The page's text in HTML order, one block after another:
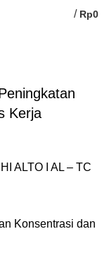
/ Rp0
Kerja
Konsentrasi dan